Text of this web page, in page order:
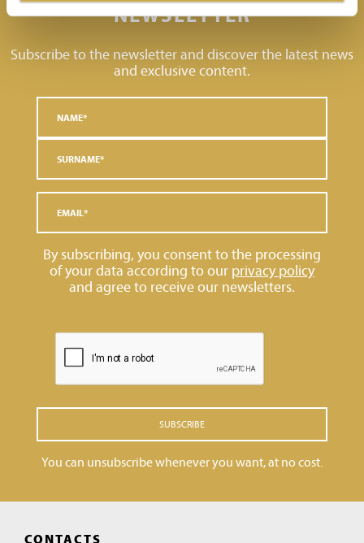
NEWSLETTER
Subscribe to the newsletter and discover the latest news
and exclusive content.
By subscribing, you consent to the processing
of your data according to our privacy policy
and agree to receive our newsletters.
SUBSCRIBE
You can unsubscribe whenever you want, at no cost.
CONTACTS